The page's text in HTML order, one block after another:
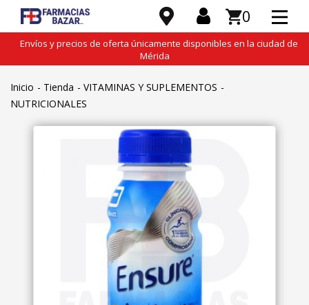
0
Envíos y precios de oferta únicamente disponibles en la ciudad de
Mérida
Inicio Tienda
VITAMINAS Y SUPLEMENTOS
NUTRICIONALES